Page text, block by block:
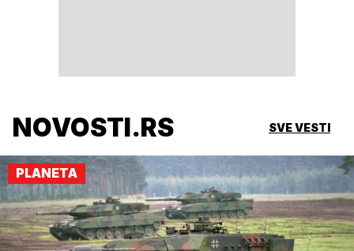
NOVOSTI.RS SVE VESTI
PLANETA